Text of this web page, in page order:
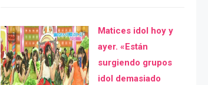
Matices idol hoy y
ayer. «Están
surgiendo grupos
idol demasiado